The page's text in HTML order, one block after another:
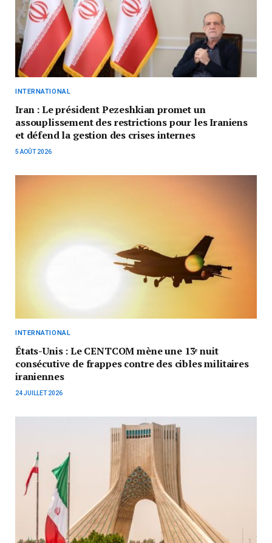
INTERNATIONAL
Iran : Le président Pezeshkian promet un
assouplissement des restrictions pour les Iraniens
et défend la gestion des crises internes
5 AOÛT 2026
INTERNATIONAL
États-Unis : Le CENTCOM mène une 13ᵉ nuit
consécutive de frappes contre des cibles militaires
iraniennes
24 JUILLET 2026